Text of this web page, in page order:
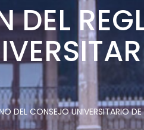
DEL
DEL CONSEJO UNIVERSITARIO